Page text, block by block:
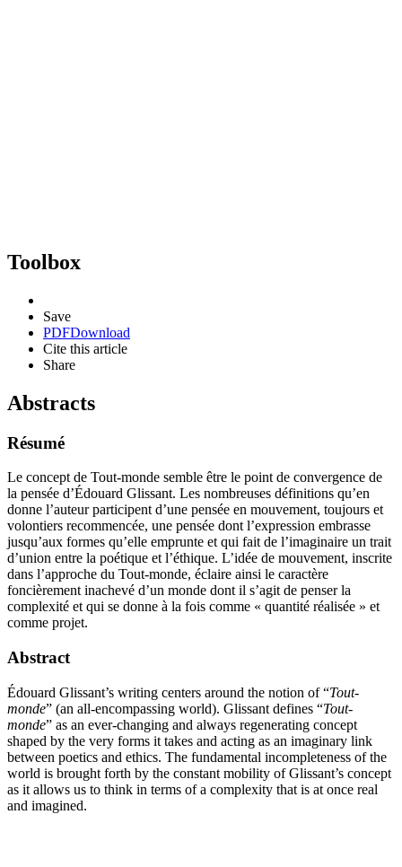
Toolbox
Save
PDFDownload
Cite this article
Share
Abstracts
Résumé
Le concept de Tout-monde semble être le point de convergence de
la pensée d’Édouard Glissant. Les nombreuses définitions qu’en
donne l’auteur participent d’une pensée en mouvement, toujours et
volontiers recommencée, une pensée dont l’expression embrasse
jusqu’aux formes qu’elle emprunte et qui fait de l’imaginaire un trait
d’union entre la poétique et l’éthique. L’idée de mouvement, inscrite
dans l’approche du Tout-monde, éclaire ainsi le caractère
foncièrement inachevé d’un monde dont il s’agit de penser la
complexité et qui se donne à la fois comme « quantité réalisée » et
comme projet.
Abstract
Édouard Glissant’s writing centers around the notion of “Tout-
monde” (an all-encompassing world). Glissant defines “Tout-
monde” as an ever-changing and always regenerating concept
shaped by the very forms it takes and acting as an imaginary link
between poetics and ethics. The fundamental incompleteness of the
world is brought forth by the constant mobility of Glissant’s concept
as it allows us to think in terms of a complexity that is at once real
and imagined.